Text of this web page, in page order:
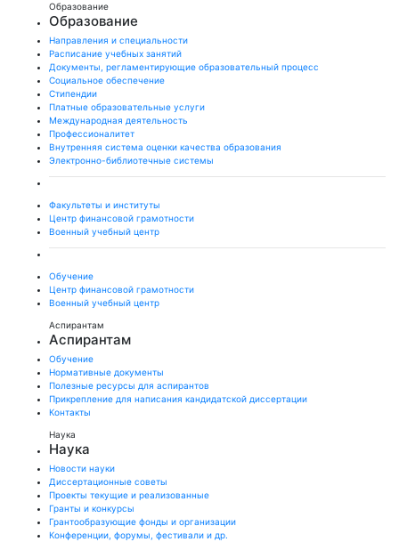
Образование
Образование
Направления и специальности
Расписание учебных занятий
Документы, регламентирующие образовательный процесс
Социальное обеспечение
Стипендии
Платные образовательные услуги
Международная деятельность
Профессионалитет
Внутренняя система оценки качества образования
Электронно-библиотечные системы
Факультеты и институты
Центр финансовой грамотности
Военный учебный центр
Обучение
Центр финансовой грамотности
Военный учебный центр
Аспирантам
Аспирантам
Обучение
Нормативные документы
Полезные ресурсы для аспирантов
Прикрепление для написания кандидатской диссертации
Контакты
Наука
Наука
Новости науки
Диссертационные советы
Проекты текущие и реализованные
Гранты и конкурсы
Грантообразующие фонды и организации
Конференции, форумы, фестивали и др.